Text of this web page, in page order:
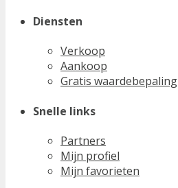
Diensten
Verkoop
Aankoop
Gratis waardebepaling
Snelle links
Partners
Mijn profiel
Mijn favorieten